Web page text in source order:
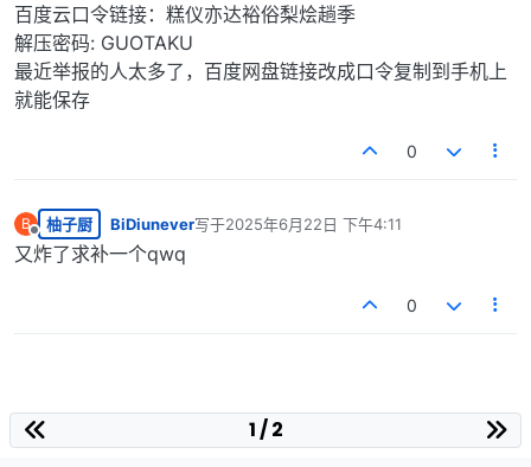
百度云口令链接：糕仪亦达裕俗梨烩趟季
解压密码: GUOTAKU
最近举报的人太多了，百度网盘链接改成口令复制到手机上
就能保存
0
B
离线
柚子厨 BiDiunever写于2025年6月22日 下午4:11
最后由 编辑
又炸了求补一个qwq
0
1 / 2